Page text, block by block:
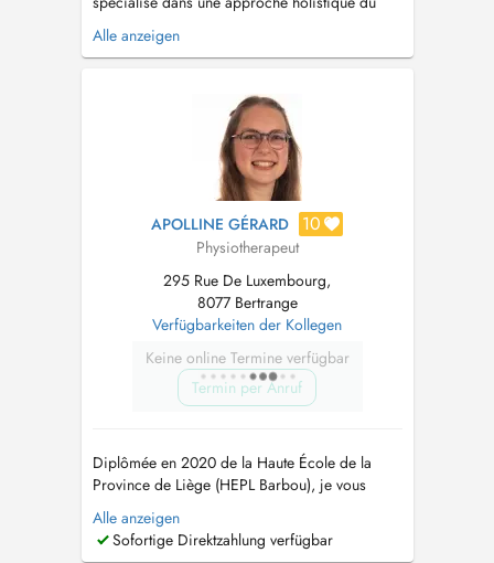
bien-être et de la santé. Mon expertise s'étend
au-delà des techniques traditionnelles de
avancées telles que les techniques
ostéopathiques, l'écoute tissulaire et le d...
Alle anzeigen
APOLLINE GÉRARD 10
Physiotherapeut
295 Rue De Luxembourg,
8077 Bertrange
Verfügbarkeiten der Kollegen
Keine online Termine verfügbar
Termin per Anruf
Diplômée en 2020 de la Haute École de la
Province de Liège (HEPL Barbou), je vous
accompagne avec une approche
personnalisée, fondée sur l'écoute et adaptée à
vos besoins. Je pratique la kinésithérapie
Alle anzeigen
Sofortige Direktzahlung verfügbar